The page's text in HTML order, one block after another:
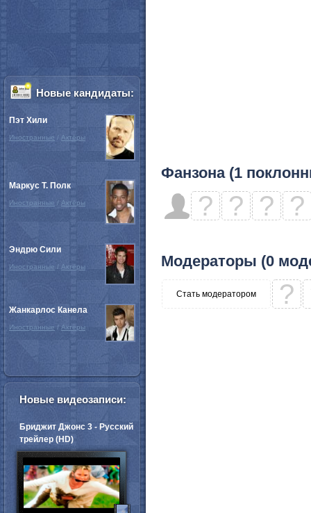
Фанзона (1
? ? ? ?
Модераторы (0
Стать модератором ?
Новые кандидаты:
Пэт Хили
Иностранные / Актёры
Маркус Т. Полк
Иностранные / Актёры
Эндрю Сили
Иностранные / Актёры
Жанкарлос Канела
Иностранные / Актёры
Новые видеозаписи:
Бриджит Джонс 3 - Русский
трейлер (HD)